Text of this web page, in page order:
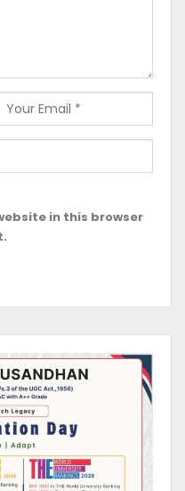
in this browser